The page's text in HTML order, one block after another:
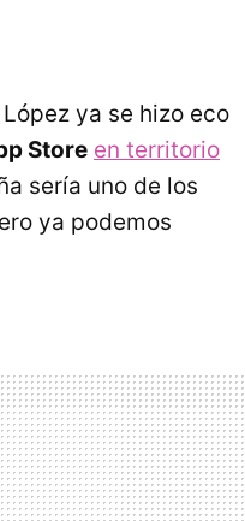
ya se hizo eco
Store en territorio
sería uno de los
ya podemos